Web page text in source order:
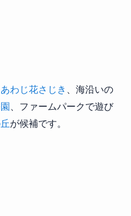
あわじ花さじき 、海沿いの
、ファームパークで遊び
が候補です。